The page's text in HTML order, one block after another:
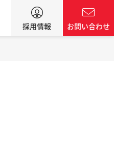
採用情報 お問い合わせ